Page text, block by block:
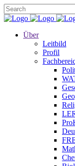
Über
Leitbild
Profil